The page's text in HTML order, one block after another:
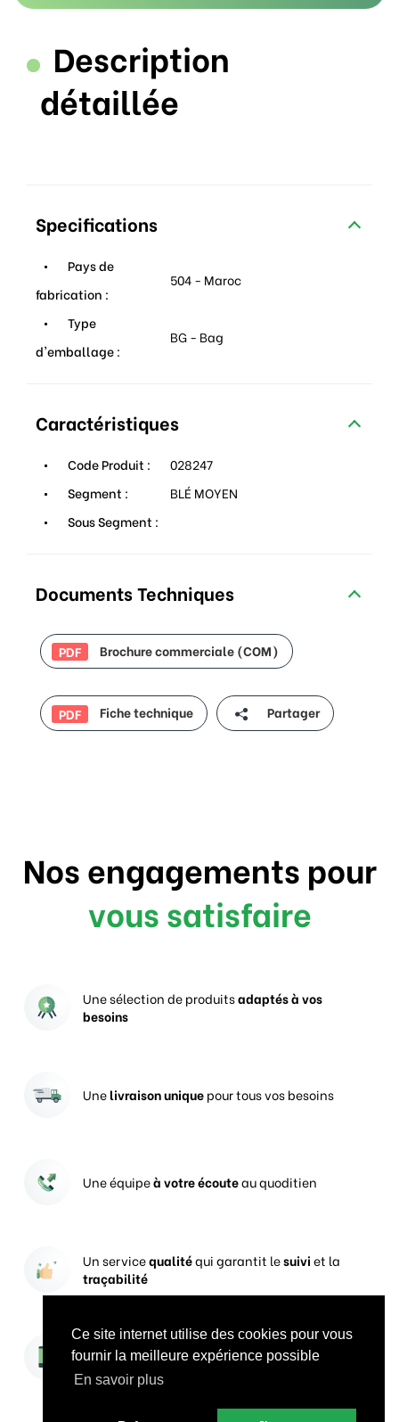
Ce site internet utilise des cookies pour vous
fournir la meilleure expérience possible
En savoir plus
Description
détaillée
Specifications
Pays de
fabrication :
504 - Maroc
Type
d'emballage :
BG - Bag
Caractéristiques
Code Produit :
028247
Segment :
BLÉ MOYEN
Sous Segment :
Documents Techniques
PDF Brochure commerciale (COM)
PDF Fiche technique Partager
Nos engagements pour
vous satisfaire
Une sélection de produitsadaptés à vos
besoins
Unelivraison uniquepour tous vos besoins
Une équipeà votre écouteau quoditien
Un servicequalitéqui garantit lesuiviet la
traçabilité
Vos prises de commandesouvertes 24h/24